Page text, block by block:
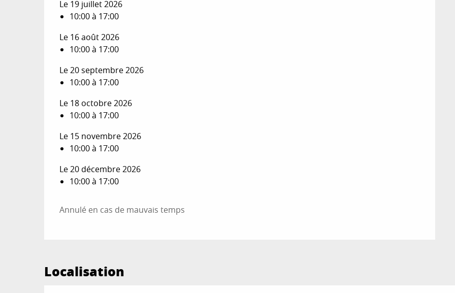
Le 19 juillet 2026
10:00 à 17:00
Le 16 août 2026
10:00 à 17:00
Le 20 septembre 2026
10:00 à 17:00
Le 18 octobre 2026
10:00 à 17:00
Le 15 novembre 2026
10:00 à 17:00
Le 20 décembre 2026
10:00 à 17:00
Annulé en cas de mauvais temps
Localisation